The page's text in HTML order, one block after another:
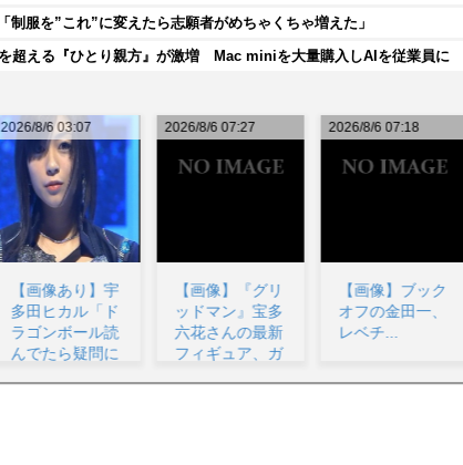
制服を”これ”に変えたら志願者がめちゃくちゃ増えた」
を超える『ひとり親方』が激増 Mac miniを大量購入しAIを従業員に
2026/8/6 07:27
【画像】『グリ
ッドマン』宝多
六花さんの最新
フィギュア、ガ
2026/8/6 07:18
【画像】ブック
オフの金田一、
レベチ...
2026/8/6 05:23
【画像】女絵
さん「ガチで
ういう彼氏欲